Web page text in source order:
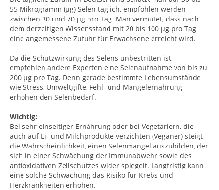
55 Mikrogramm (µg) Selen täglich, empfohlen werden
zwischen 30 und 70 µg pro Tag. Man vermutet, dass nach
dem derzeitigen Wissensstand mit 20 bis 100 µg pro Tag
eine angemessene Zufuhr für Erwachsene erreicht wird.
Da die Schutzwirkung des Selens unbestritten ist,
empfehlen andere Experten eine Selenaufnahme von bis zu
200 µg pro Tag. Denn gerade bestimmte Lebensumstände
wie Stress, Umweltgifte, Fehl- und Mangelernährung
erhöhen den Selenbedarf.
Wichtig:
Bei sehr einseitiger Ernährung oder bei Vegetariern, die
auch auf Ei- und Milchprodukte verzichten (Veganer) steigt
die Wahrscheinlichkeit, einen Selenmangel auszubilden, der
sich in einer Schwächung der Immunabwehr sowie des
antioxidativen Zellschutzes wider spiegelt. Langfristig kann
eine solche Schwächung das Risiko für Krebs und
Herzkrankheiten erhöhen.